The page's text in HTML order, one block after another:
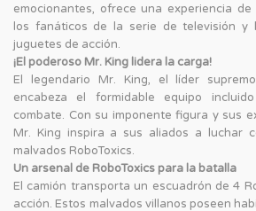
emocionantes, ofrece una experiencia
los fanáticos de la serie de televisión y
juguetes de acción.
¡El poderoso Mr. King lidera la carga!
El legendario Mr. King, el líder
encabeza el formidable equipo
combate. Con su imponente figura y sus
Mr. King inspira a sus aliados a luchar
malvados RoboToxics.
Un arsenal de RoboToxics para la batalla
El camión transporta un escuadrón de 4
acción. Estos malvados villanos poseen